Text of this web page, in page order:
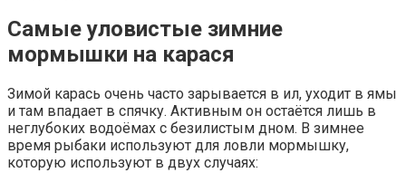
Самые уловистые зимние
мормышки на карася
Зимой карась очень часто зарывается в ил, уходит в ямы
и там впадает в спячку. Активным он остаётся лишь в
неглубоких водоёмах с безилистым дном. В зимнее
время рыбаки используют для ловли мормышку,
которую используют в двух случаях: